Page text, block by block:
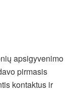
apsigyvenimo
pirmasis
kontaktus ir